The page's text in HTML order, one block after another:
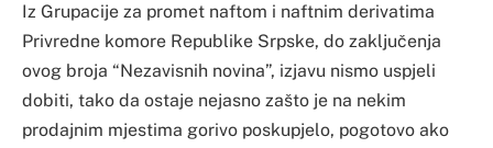
Iz Grupacije za promet naftom i naftnim derivatima
Privredne komore Republike Srpske, do zaključenja
ovog broja “Nezavisnih novina”, izjavu nismo uspjeli
dobiti, tako da ostaje nejasno zašto je na nekim
prodajnim mjestima gorivo poskupjelo, pogotovo ako